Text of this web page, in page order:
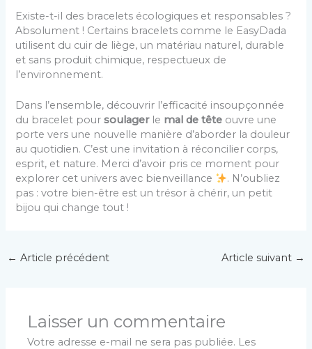
Existe-t-il des bracelets écologiques et responsables ?
Absolument ! Certains bracelets comme le EasyDada
utilisent du cuir de liège, un matériau naturel, durable
et sans produit chimique, respectueux de
l’environnement.
Dans l’ensemble, découvrir l’efficacité insoupçonnée
du bracelet poursoulagerle mal de tête ouvre une
porte vers une nouvelle manière d’aborder la douleur
au quotidien. C’est une invitation à réconcilier corps,
esprit, et nature. Merci d’avoir pris ce moment pour
explorer cet univers avec bienveillance
. N’oubliez
pas : votre bien-être est un trésor à chérir, un petit
bijou qui change tout !
← Article précédent Article suivant →
Laisser un commentaire
Votre adresse e-mail ne sera pas publiée. Les